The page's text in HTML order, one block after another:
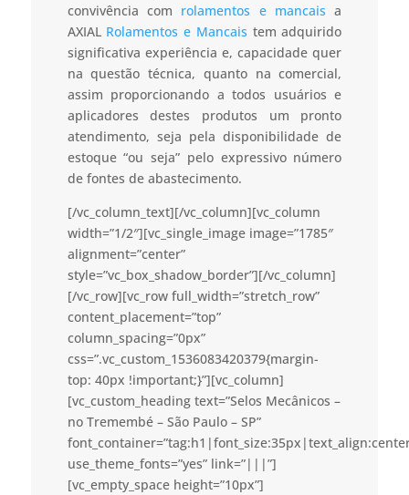
convivência com rolamentos e mancais a
AXIAL Rolamentos e Mancais tem adquirido
significativa experiência e, capacidade quer
na questão técnica, quanto na comercial,
assim proporcionando a todos usuários e
aplicadores destes produtos um pronto
atendimento, seja pela disponibilidade de
estoque “ou seja” pelo expressivo número
de fontes de abastecimento.
[/vc_column_text][/vc_column][vc_column
width=”1/2″][vc_single_image image=”1785″
alignment=”center”
style=”vc_box_shadow_border”][/vc_column]
[/vc_row][vc_row full_width=”stretch_row”
content_placement=”top”
column_spacing=”0px”
css=”.vc_custom_1536083420379{margin-
top: 40px !important;}”][vc_column]
[vc_custom_heading text=”Selos Mecânicos –
no Tremembé – São Paulo – SP”
use_theme_fonts=”yes” link=”|||”]
[vc_empty_space height=”10px”]